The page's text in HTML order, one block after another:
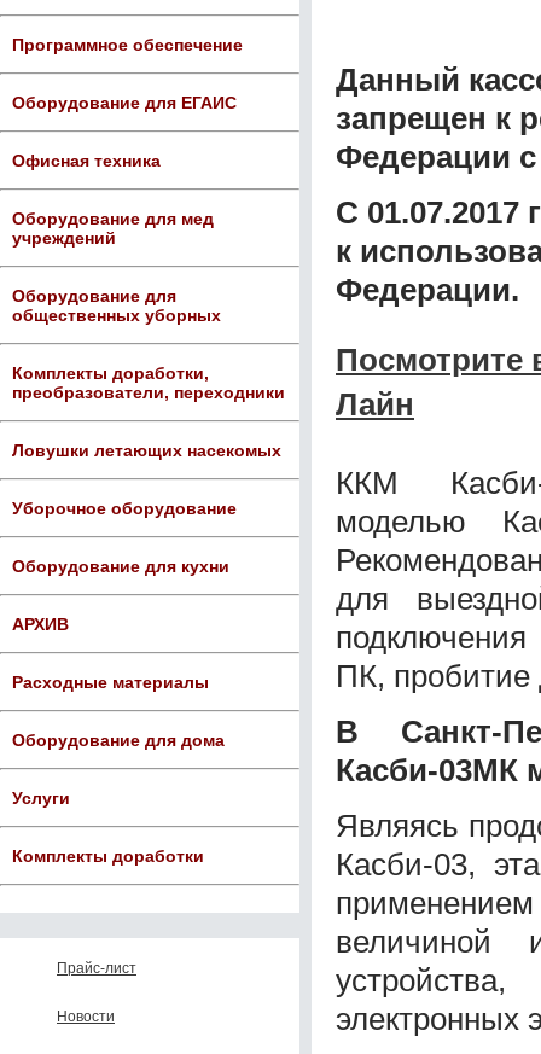
Программное обеспечение
Оборудование для ЕГАИС
Офисная техника
Оборудование для мед
учреждений
Оборудование для
общественных уборных
Комплекты доработки,
преобразователи, переходники
Ловушки летающих насекомых
Уборочное оборудование
Оборудование для кухни
АРХИВ
Расходные материалы
Оборудование для дома
Услуги
Комплекты доработки
Прайс-лист
Новости
Данный
запрещен к
Федерации с
С 01.07.2017
к
Федерации.
Посмотрите
Лайн
ККМ Касби-
моделью
для
ПК, пробитие
В Санкт-
Касби-03МК
Являясь
Касби-03,
величиной
электронных